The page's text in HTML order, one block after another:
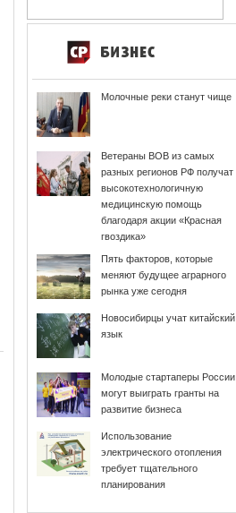
Молочные реки станут чище
Ветераны ВОВ из самых
разных регионов РФ получат
высокотехнологичную
медицинскую помощь
благодаря акции «Красная
гвоздика»
Пять факторов, которые
меняют будущее аграрного
рынка уже сегодня
Новосибирцы учат китайский
язык
Молодые стартаперы России
могут выиграть гранты на
развитие бизнеса
Использование
электрического отопления
требует тщательного
планирования